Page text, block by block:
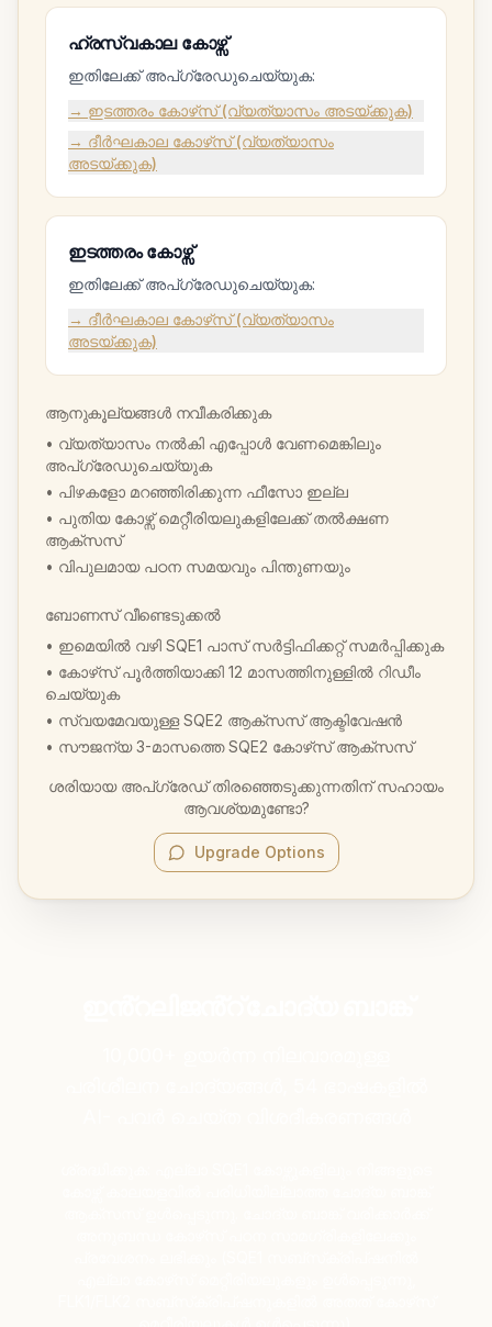
ഹ്രസ്വകാല കോഴ്സ്
ഇതിലേക്ക് അപ്‌ഗ്രേഡുചെയ്യുക:
→ ഇടത്തരം കോഴ്‌സ് (വ്യത്യാസം അടയ്ക്കുക)
→ ദീർഘകാല കോഴ്‌സ് (വ്യത്യാസം
അടയ്ക്കുക)
ഇടത്തരം കോഴ്സ്
ഇതിലേക്ക് അപ്‌ഗ്രേഡുചെയ്യുക:
→ ദീർഘകാല കോഴ്‌സ് (വ്യത്യാസം
അടയ്ക്കുക)
ആനുകൂല്യങ്ങൾ നവീകരിക്കുക
• വ്യത്യാസം നൽകി എപ്പോൾ വേണമെങ്കിലും
അപ്‌ഗ്രേഡുചെയ്യുക
• പിഴകളോ മറഞ്ഞിരിക്കുന്ന ഫീസോ ഇല്ല
• പുതിയ കോഴ്സ് മെറ്റീരിയലുകളിലേക്ക് തൽക്ഷണ
ആക്സസ്
• വിപുലമായ പഠന സമയവും പിന്തുണയും
ബോണസ് വീണ്ടെടുക്കൽ
• ഇമെയിൽ വഴി SQE1 പാസ് സർട്ടിഫിക്കറ്റ് സമർപ്പിക്കുക
• കോഴ്‌സ് പൂർത്തിയാക്കി 12 മാസത്തിനുള്ളിൽ റിഡീം
ചെയ്യുക
• സ്വയമേവയുള്ള SQE2 ആക്സസ് ആക്ടിവേഷൻ
• സൗജന്യ 3-മാസത്തെ SQE2 കോഴ്‌സ് ആക്‌സസ്
ശരിയായ അപ്‌ഗ്രേഡ് തിരഞ്ഞെടുക്കുന്നതിന് സഹായം
ആവശ്യമുണ്ടോ?
Upgrade Options